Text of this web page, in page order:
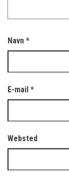
Navn *
E-mail *
Websted